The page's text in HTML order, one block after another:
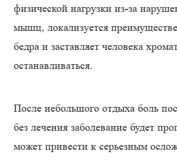
физической нагрузки из-за
мышц, локализуется
бедра и заставляет человека
останавливаться.
После небольшого отдыха боль
без лечения заболевание будет
может привести к серьезным